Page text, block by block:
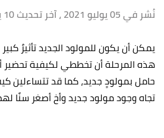
نُشر في 05 يوليو 2021
، آخر تحديث 10 يوليو 2023
يمكن أن يكون للمولود الجديد تأثيرٌ
هذه المرحلة أن تخططي لكيفية تحضير
حامل بمولودٍ جديد، كماقد تتساءلين
تجاه وجود مولود جديد وأخ أصغر سنًا